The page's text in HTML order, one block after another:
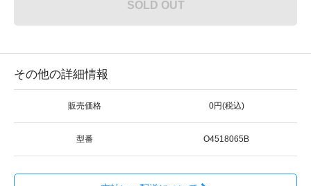
SOLD OUT
その他の詳細情報
販売価格 0円(税込)
型番 O4518065B